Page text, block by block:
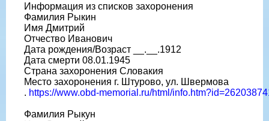
Информация из списков захоронения
Фамилия Рыкин
Имя Дмитрий
Отчество Иванович
Дата рождения/Возраст __.__.1912
Дата смерти 08.01.1945
Страна захоронения Словакия
Место захоронения г. Штурово, ул. Швермова
. https://www.obd-memorial.ru/html/
Фамилия Рыкун